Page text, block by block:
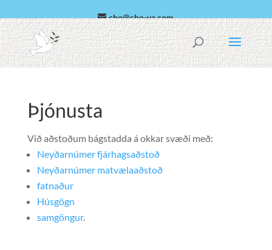
cho@cho-va.com
Arabic
Español
Þjónusta
Við aðstoðum bágstadda á okkar svæði með:
Neyðarnúmer fjárhagsaðstoð
Neyðarnúmer matvælaaðstoð
fatnaður
Húsgögn
samgöngur.